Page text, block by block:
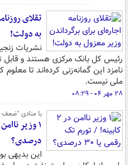
تقلای
به دولت!
نشریات
رئیس کل بانک مرکزی هستند و قابل
نامزد این گمانه‌زنی کرده‌اند تا
ملی نیست.
۲۸ مهر ۰۴ - ۰۸:۲۹
با منادی "ضعف
درصدی؟